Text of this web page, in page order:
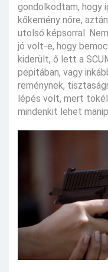
gondolkodtam, hogy
kőkemény nőre,
utolsó képsorral.
jó volt-e, hogy
kiderült, ő lett a
pepitában, vagy
reménynek,
lépés volt, mert
mindenkit lehet